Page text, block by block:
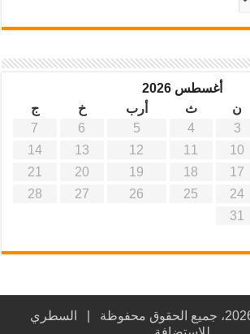
أغسطس 2026
ن ث أرب خ
ج
3
4
5
6
7
10
11
12
13
14
17
18
19
20
21
24
25
26
27
28
31
السطري